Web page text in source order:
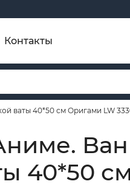
Контакты
ваты 40*50 см Оригами LW
40*50